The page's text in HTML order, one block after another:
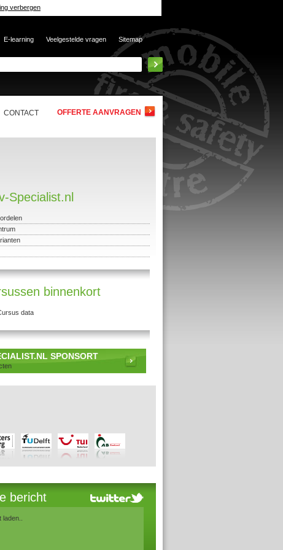
verbergen
E-learning Veelgestelde vragen Sitemap
CONTACT OFFERTE AANVRAGEN
Specialist.nl
binnenkort
data
SPONSORT
bericht